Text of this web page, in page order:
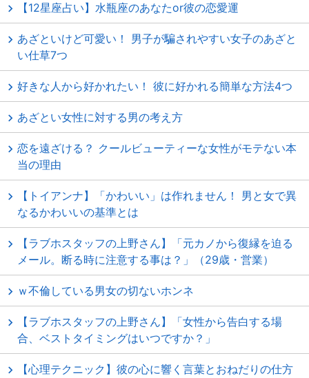
【12星座占い】水瓶座のあなたor彼の恋愛運
あざといけど可愛い！ 男子が騙されやすい女子のあざと
い仕草7つ
好きな人から好かれたい！ 彼に好かれる簡単な方法4つ
あざとい女性に対する男の考え方
恋を遠ざける？ クールビューティーな女性がモテない本
当の理由
【トイアンナ】「かわいい」は作れません！ 男と女で異
なるかわいいの基準とは
【ラブホスタッフの上野さん】「元カノから復縁を迫る
メール。断る時に注意する事は？」（29歳・営業）
ｗ不倫している男女の切ないホンネ
【ラブホスタッフの上野さん】「女性から告白する場
合、ベストタイミングはいつですか？」
【心理テクニック】彼の心に響く言葉とおねだりの仕方